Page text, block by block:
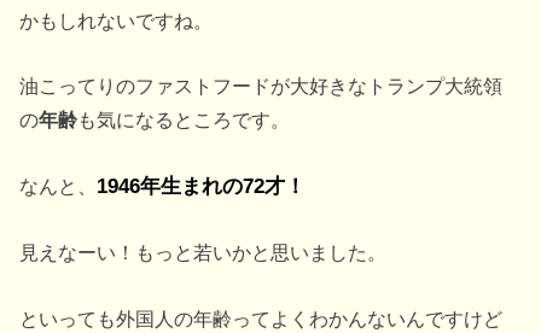
かもしれないですね。
油こってりのファストフードが大好きなトランプ大統領
の年齢も気になるところです。
なんと、 1946年生まれの72才！
見えなーい！もっと若いかと思いました。
といっても外国人の年齢ってよくわかんないんですけど